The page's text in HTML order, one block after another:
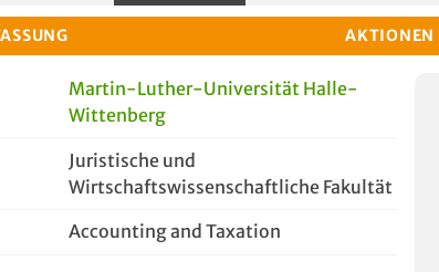
AKTIONEN
Martin-Luther-Universität Halle-
Wittenberg
Juristische und
Wirtschaftswissenschaftliche Fakultät
Accounting and Taxation